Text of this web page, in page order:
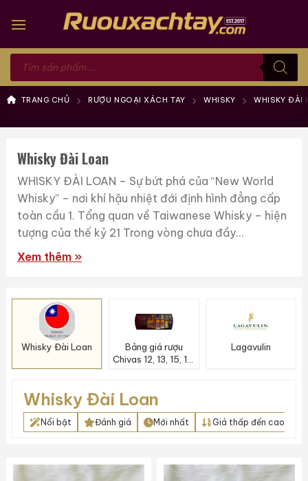
Tìm
kiếm
phẩm
TRANG CHỦ RƯỢU NGOẠI XÁCH TAY WHISKY WHISKY ĐÀI
Whisky Đài Loan
WHISKY ĐÀI LOAN – Sự bứt phá của “New World
Whisky” – nơi khí hậu nhiệt đới định hình đẳng cấp
toàn cầu 1. Tổng quan về Taiwanese Whisky – hiện
tượng của thế kỷ 21 Trong vòng chưa đầy...
Xem thêm »
Whisky Đài Loan
Bảng giá rượu
Chivas 12, 13, 15, 18,
Lagavulin
Whisky Đài Loan
Nổi bật Đánh giá Mới nhất Giá thấp đến cao